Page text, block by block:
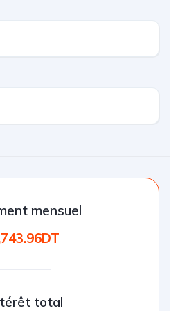
mensuel
total